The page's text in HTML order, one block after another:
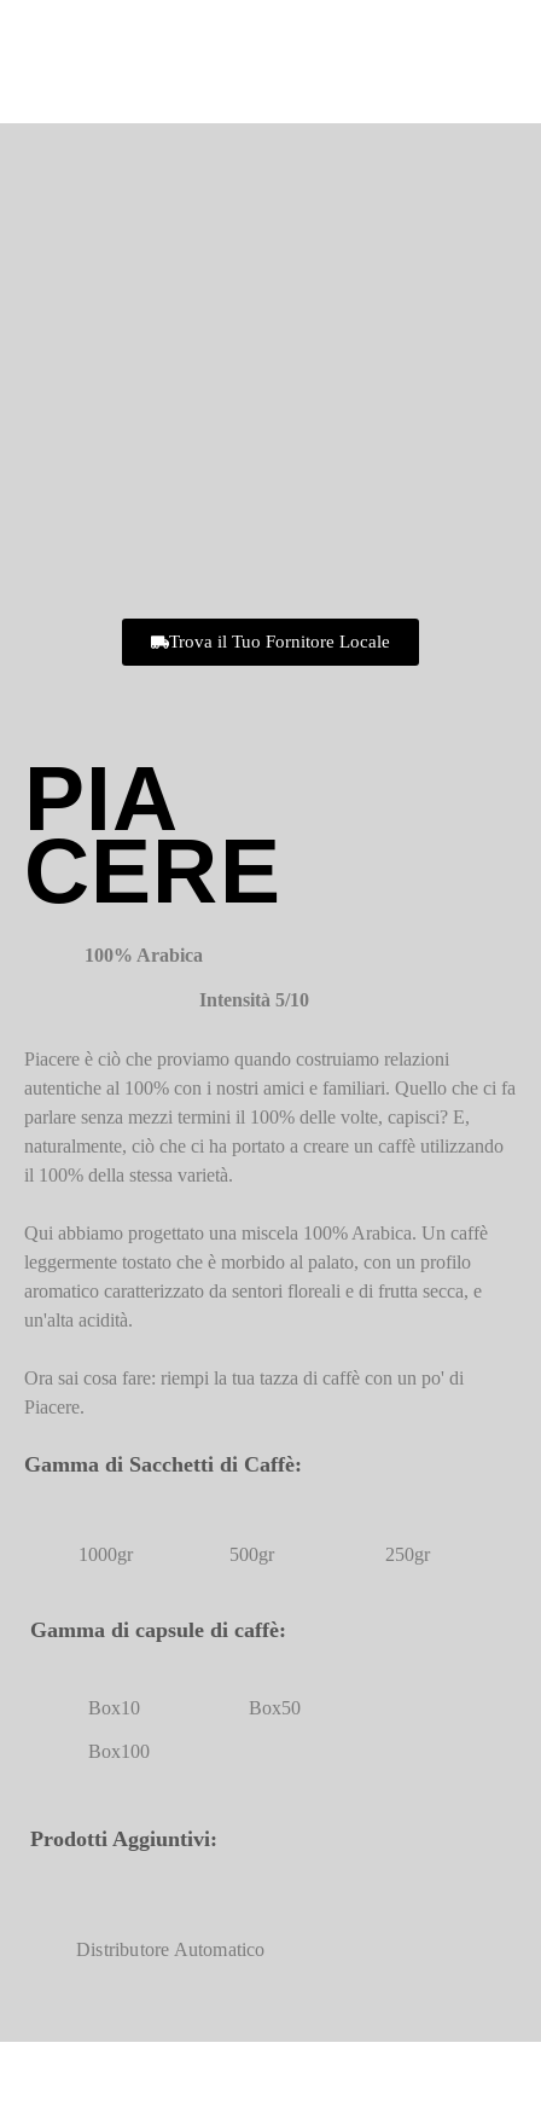
Trova il Tuo Fornitore Locale
PIA
CERE
100% Arabica
Intensità 5/10
Piacere è ciò che proviamo quando costruiamo relazioni
autentiche al 100% con i nostri amici e familiari. Quello che ci fa
parlare senza mezzi termini il 100% delle volte, capisci? E,
naturalmente, ciò che ci ha portato a creare un caffè utilizzando
il 100% della stessa varietà.
Qui abbiamo progettato una miscela 100% Arabica. Un caffè
leggermente tostato che è morbido al palato, con un profilo
aromatico caratterizzato da sentori floreali e di frutta secca, e
un'alta acidità.
Ora sai cosa fare: riempi la tua tazza di caffè con un po' di
Piacere.
Gamma di Sacchetti di Caffè:
1000gr 500gr 250gr
Gamma di capsule di caffè:
Box10 Box50
Box100
Prodotti Aggiuntivi:
Distributore Automatico